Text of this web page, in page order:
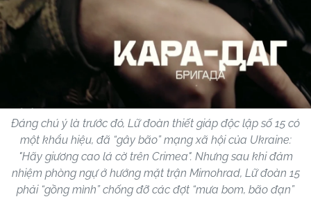
Đáng chú ý là trước đó, Lữ đoàn thiết giáp độc lập số 15 có
một khẩu hiệu, đã “gây bão” mạng xã hội của Ukraine:
"Hãy giương cao lá cờ trên Crimea". Nhưng sau khi đảm
nhiệm phòng ngự ở hướng mặt trận Mirnohrad, Lữ đoàn 15
phải “gồng mình” chống đỡ các đợt “mưa bom, bão đạn”